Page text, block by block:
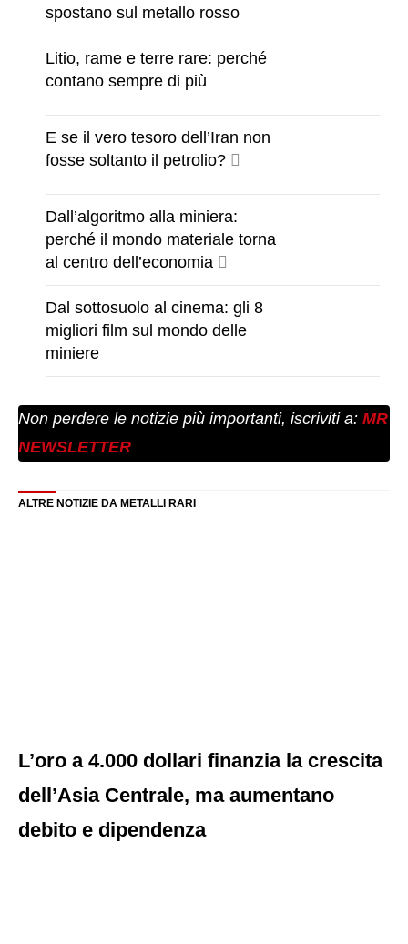
spostano sul metallo rosso
Litio, rame e terre rare: perché
contano sempre di più
E se il vero tesoro dell’Iran non
fosse soltanto il petrolio?
Dall’algoritmo alla miniera:
perché il mondo materiale torna
al centro dell’economia
Dal sottosuolo al cinema: gli 8
migliori film sul mondo delle
miniere
Non perdere le notizie più importanti, iscriviti a: MR
NEWSLETTER
ALTRE NOTIZIE DA METALLI RARI
L’oro a 4.000 dollari finanzia la crescita
dell’Asia Centrale, ma aumentano
debito e dipendenza